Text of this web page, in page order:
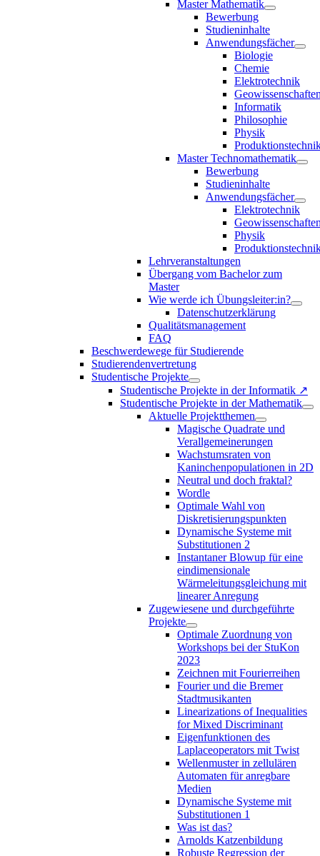
Master Mathematik
Bewerbung
Studieninhalte
Anwendungsfächer
Biologie
Chemie
Elektrotechnik
Informatik
Philosophie
Physik
Master Technomathematik
Bewerbung
Studieninhalte
Anwendungsfächer
Elektrotechnik
Physik
Lehrveranstaltungen
Übergang vom Bachelor zum
Master
Wie werde ich Übungsleiter:in?
Datenschutzerklärung
Qualitätsmanagement
FAQ
Beschwerdewege für Studierende
Studierendenvertretung
Studentische Projekte
Studentische Projekte in der Informatik ↗
Studentische Projekte in der Mathematik
Aktuelle Projektthemen
Magische Quadrate und
Verallgemeinerungen
Wachstumsraten von
Kaninchenpopulationen in 2D
Neutral und doch fraktal?
Wordle
Optimale Wahl von
Diskretisierungspunkten
Dynamische Systeme mit
Substitutionen 2
Instantaner Blowup für eine
eindimensionale
Wärmeleitungsgleichung mit
linearer Anregung
Zugewiesene und durchgeführte
Projekte
Optimale Zuordnung von
Workshops bei der StuKon
2023
Zeichnen mit Fourierreihen
Fourier und die Bremer
Stadtmusikanten
Linearizations of Inequalities
for Mixed Discriminant
Eigenfunktionen des
Laplaceoperators mit Twist
Wellenmuster in zellulären
Automaten für anregbare
Medien
Dynamische Systeme mit
Substitutionen 1
Was ist das?
Arnolds Katzenbildung
Robuste Regression der